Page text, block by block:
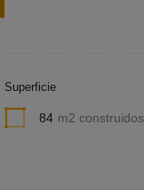
Superficie
84 m2 construidos